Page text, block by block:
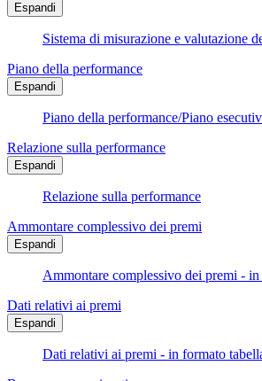
Espandi
Sistema di misurazione e valutazione
Piano della performance
Espandi
Piano della performance/Piano
Relazione sulla performance
Espandi
Relazione sulla performance
Ammontare complessivo dei premi
Espandi
Ammontare complessivo dei premi -
Dati relativi ai premi
Espandi
Dati relativi ai premi - in formato